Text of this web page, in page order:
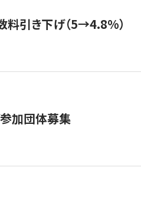
料引き下げ（5→4.8%）
加団体募集